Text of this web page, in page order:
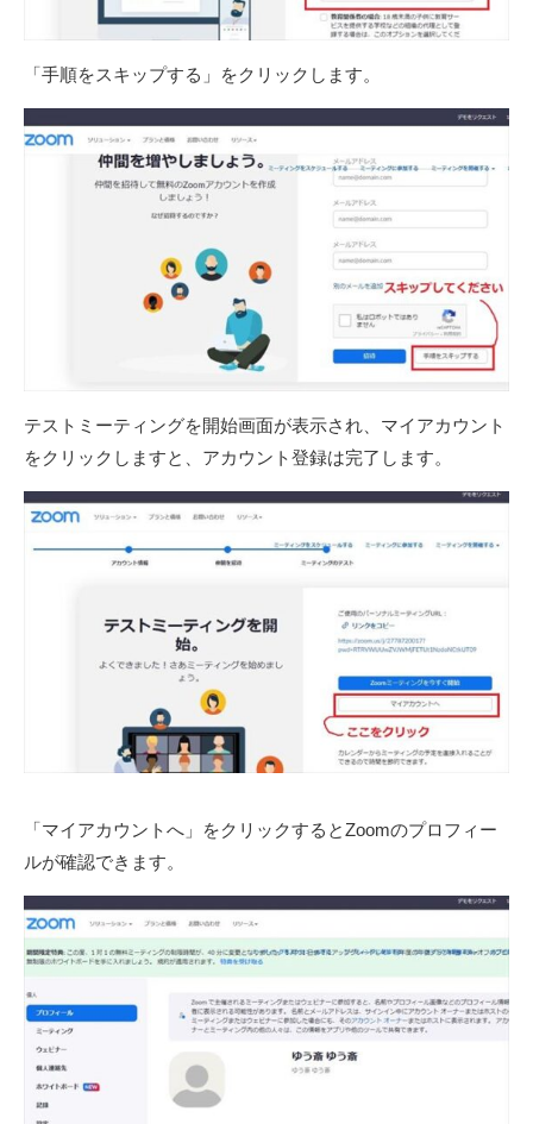
「手順をスキップする」をクリックします。
テストミーティングを開始画面が表示され、マイアカウント
をクリックしますと、アカウント登録は完了します。
「マイアカウントへ」をクリックするとZoomのプロフィー
ルが確認できます。